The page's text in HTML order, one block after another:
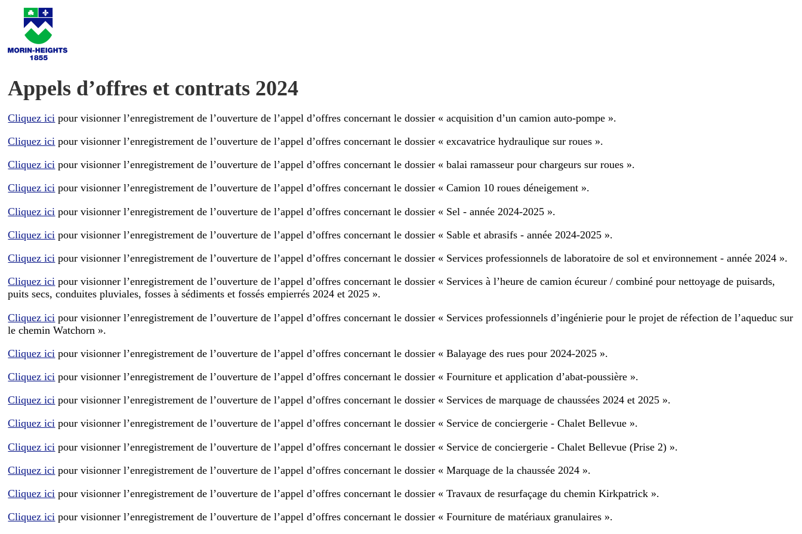
Appels d’offres et contrats 2024
Cliquez ici pour visionner l’enregistrement de l’ouverture de l’appel d’offres concernant le dossier « acquisition d’un camion auto-pompe ».
Cliquez ici pour visionner l’enregistrement de l’ouverture de l’appel d’offres concernant le dossier « excavatrice hydraulique sur roues ».
Cliquez ici pour visionner l’enregistrement de l’ouverture de l’appel d’offres concernant le dossier « balai ramasseur pour chargeurs sur roues ».
Cliquez ici pour visionner l’enregistrement de l’ouverture de l’appel d’offres concernant le dossier « Camion 10 roues déneigement ».
Cliquez ici pour visionner l’enregistrement de l’ouverture de l’appel d’offres concernant le dossier « Sel - année 2024-2025 ».
Cliquez ici pour visionner l’enregistrement de l’ouverture de l’appel d’offres concernant le dossier « Sable et abrasifs - année 2024-2025 ».
Cliquez ici pour visionner l’enregistrement de l’ouverture de l’appel d’offres concernant le dossier « Services professionnels de laboratoire de sol et environnement - année 2024 ».
Cliquez ici pour visionner l’enregistrement de l’ouverture de l’appel d’offres concernant le dossier « Services à l’heure de camion écureur / combiné pour nettoyage de puisards,
puits secs, conduites pluviales, fosses à sédiments et fossés empierrés 2024 et 2025 ».
Cliquez ici pour visionner l’enregistrement de l’ouverture de l’appel d’offres concernant le dossier « Services professionnels d’ingénierie pour le projet de réfection de l’aqueduc sur
le chemin Watchorn ».
Cliquez ici pour visionner l’enregistrement de l’ouverture de l’appel d’offres concernant le dossier « Balayage des rues pour 2024-2025 ».
Cliquez ici pour visionner l’enregistrement de l’ouverture de l’appel d’offres concernant le dossier « Fourniture et application d’abat-poussière ».
Cliquez ici pour visionner l’enregistrement de l’ouverture de l’appel d’offres concernant le dossier « Services de marquage de chaussées 2024 et 2025 ».
Cliquez ici pour visionner l’enregistrement de l’ouverture de l’appel d’offres concernant le dossier « Service de conciergerie - Chalet Bellevue ».
Cliquez ici pour visionner l’enregistrement de l’ouverture de l’appel d’offres concernant le dossier « Service de conciergerie - Chalet Bellevue (Prise 2) ».
Cliquez ici pour visionner l’enregistrement de l’ouverture de l’appel d’offres concernant le dossier « Marquage de la chaussée 2024 ».
Cliquez ici pour visionner l’enregistrement de l’ouverture de l’appel d’offres concernant le dossier « Travaux de resurfaçage du chemin Kirkpatrick ».
Cliquez ici pour visionner l’enregistrement de l’ouverture de l’appel d’offres concernant le dossier « Fourniture de matériaux granulaires ».